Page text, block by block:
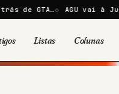
vai à Justiça pedir
Listas Colunas